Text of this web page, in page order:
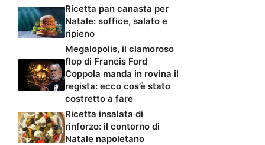
Ricetta pan canasta per
Natale: soffice, salato e
ripieno
Megalopolis, il clamoroso
flop di Francis Ford
Coppola manda in rovina il
regista: ecco cos’è stato
costretto a fare
Ricetta insalata di
rinforzo: il contorno di
Natale napoletano